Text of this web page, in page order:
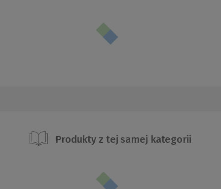
Produkty z tej samej kategorii